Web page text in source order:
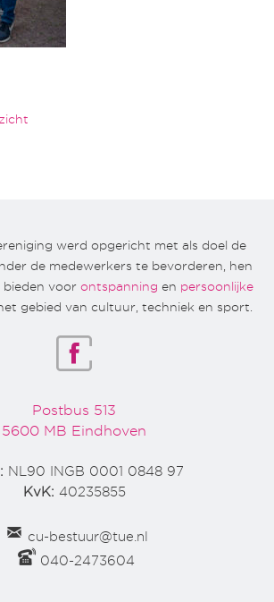
werd opgericht met als doel de
de medewerkers te bevorderen, hen
bieden voor ontspanning en persoonlijke
gebied van cultuur, techniek en sport.
Postbus 513
5600 MB Eindhoven
NL90 INGB 0001 0848 97
KvK: 40235855
cu-bestuur@tue.nl
040-2473604